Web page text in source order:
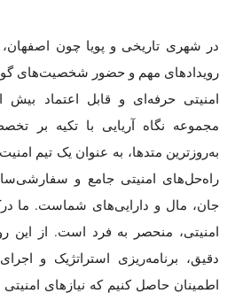
در شهری تاریخی و پویا چون
رویدادهای مهم و حضور شخصیت‌های
امنیتی حرفه‌ای و قابل اعتماد
مجموعه نگاه آریایی با تکیه بر
به‌روزترین متدها، به عنوان یک تیم
راه‌حل‌های امنیتی جامع و
جان، مال و دارایی‌های شماست. ما
امنیتی، منحصر به فرد است. از این
دقیق، برنامه‌ریزی استراتژیک و
اطمینان حاصل کنیم که نیازهای